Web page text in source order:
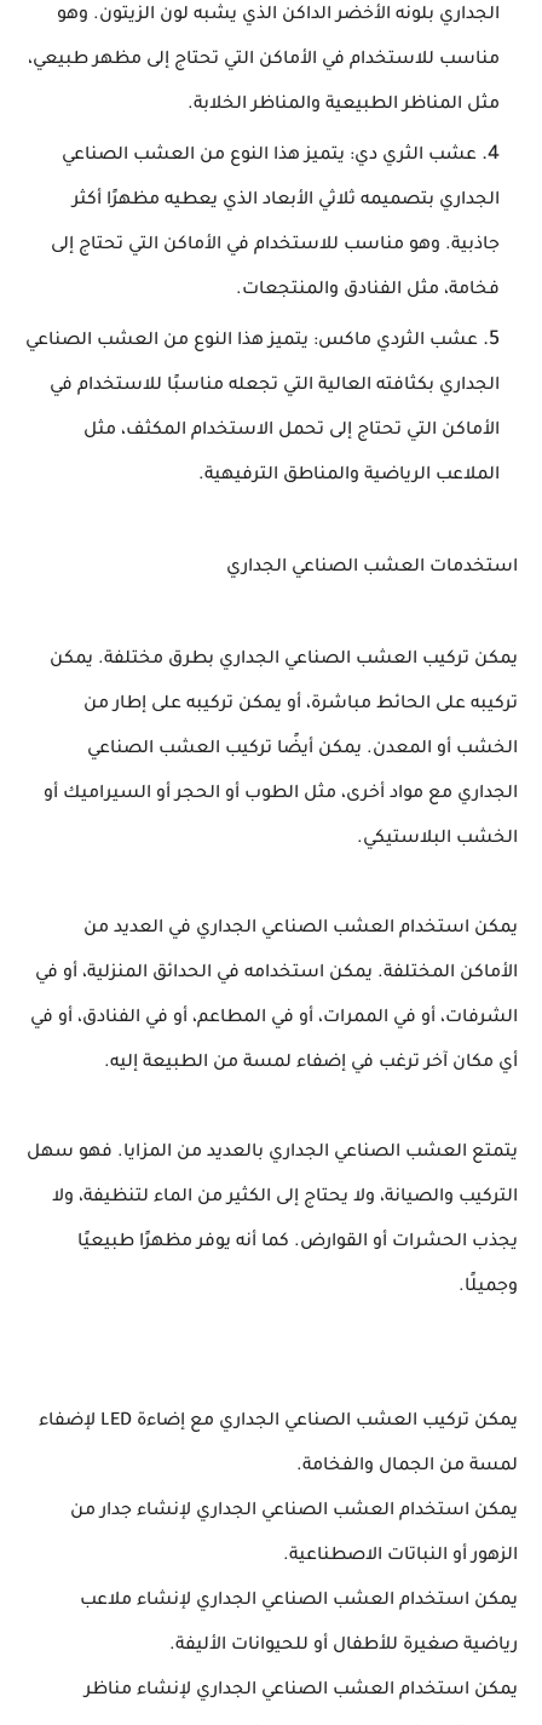
الجداري بلونه الأخضر الداكن الذي يشبه لون الزيتون. وهو
مناسب للاستخدام في الأماكن التي تحتاج إلى مظهر طبيعي،
مثل المناظر الطبيعية والمناظر الخلابة.
عشب الثري دي: يتميز هذا النوع من العشب الصناعي
الجداري بتصميمه ثلاثي الأبعاد الذي يعطيه مظهرًا أكثر
جاذبية. وهو مناسب للاستخدام في الأماكن التي تحتاج إلى
فخامة، مثل الفنادق والمنتجعات.
عشب الثردي ماكس: يتميز هذا النوع من العشب الصناعي
الجداري بكثافته العالية التي تجعله مناسبًا للاستخدام في
الأماكن التي تحتاج إلى تحمل الاستخدام المكثف، مثل
الملاعب الرياضية والمناطق الترفيهية.
استخدمات العشب الصناعي الجداري
يمكن تركيب العشب الصناعي الجداري بطرق مختلفة. يمكن
تركيبه على الحائط مباشرة، أو يمكن تركيبه على إطار من
الخشب أو المعدن. يمكن أيضًا تركيب العشب الصناعي
الجداري مع مواد أخرى، مثل الطوب أو الحجر أو السيراميك أو
الخشب البلاستيكي.
يمكن استخدام العشب الصناعي الجداري في العديد من
الأماكن المختلفة. يمكن استخدامه في الحدائق المنزلية، أو في
الشرفات، أو في الممرات، أو في المطاعم، أو في الفنادق، أو في
أي مكان آخر ترغب في إضفاء لمسة من الطبيعة إليه.
يتمتع العشب الصناعي الجداري بالعديد من المزايا. فهو سهل
التركيب والصيانة، ولا يحتاج إلى الكثير من الماء لتنظيفة، ولا
يجذب الحشرات أو القوارض. كما أنه يوفر مظهرًا طبيعيًا
وجميلًا.
يمكن تركيب العشب الصناعي الجداري مع إضاءة LED لإضفاء
لمسة من الجمال والفخامة.
يمكن استخدام العشب الصناعي الجداري لإنشاء جدار من
الزهور أو النباتات الاصطناعية.
يمكن استخدام العشب الصناعي الجداري لإنشاء ملاعب
رياضية صغيرة للأطفال أو للحيوانات الأليفة.
يمكن استخدام العشب الصناعي الجداري لإنشاء مناظر